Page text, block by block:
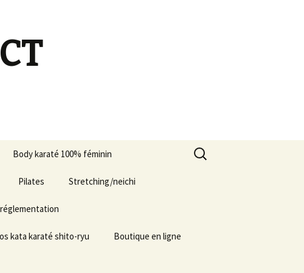
Body karaté 100% féminin
Soirée Blind test 2024
Pilates Stretching/neichi
kata karaté shito-ryu Boutique en ligne
Rechercher :